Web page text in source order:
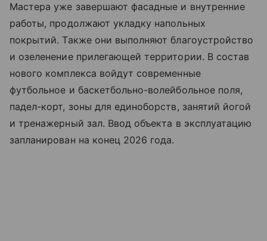
Мастера уже завершают фасадные и внутренние
работы, продолжают укладку напольных
покрытий. Также они выполняют благоустройство
и озеленение прилегающей территории. В состав
нового комплекса войдут современные
футбольное и баскетбольно-волейбольное поля,
падел-корт, зоны для единоборств, занятий йогой
и тренажерный зал. Ввод объекта в эксплуатацию
запланирован на конец 2026 года.